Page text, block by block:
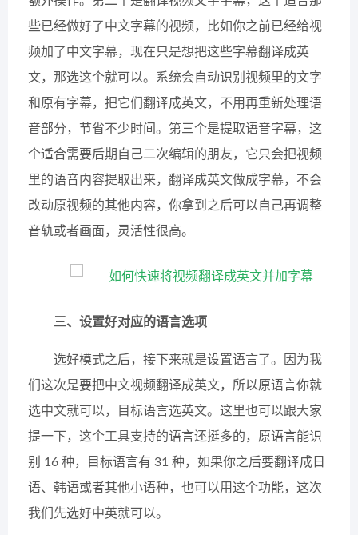
些已经做好了中文字幕的视频，比如你之前已经给视
频加了中文字幕，现在只是想把这些字幕翻译成英
文，那选这个就可以。系统会自动识别视频里的文字
和原有字幕，把它们翻译成英文，不用再重新处理语
音部分，节省不少时间。第三个是提取语音字幕，这
个适合需要后期自己二次编辑的朋友，它只会把视频
里的语音内容提取出来，翻译成英文做成字幕，不会
改动原视频的其他内容，你拿到之后可以自己再调整
音轨或者画面，灵活性很高。
三、设置好对应的语言选项
选好模式之后，接下来就是设置语言了。因为我
们这次是要把中文视频翻译成英文，所以原语言你就
选中文就可以，目标语言选英文。这里也可以跟大家
提一下，这个工具支持的语言还挺多的，原语言能识
别 16 种，目标语言有 31 种，如果你之后要翻译成日
语、韩语或者其他小语种，也可以用这个功能，这次
我们先选好中英就可以。